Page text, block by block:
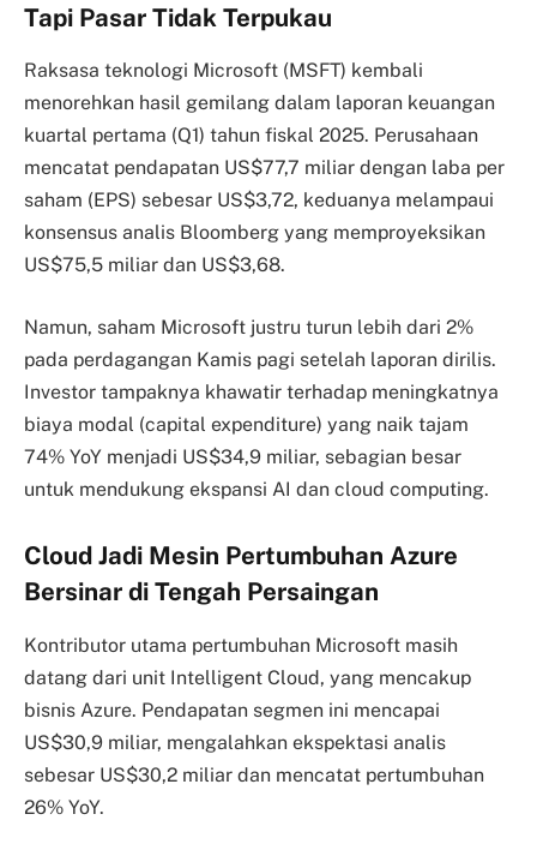
Tapi Pasar Tidak Terpukau
Raksasa teknologi Microsoft (MSFT) kembali
menorehkan hasil gemilang dalam laporan keuangan
kuartal pertama (Q1) tahun fiskal 2025. Perusahaan
mencatat pendapatan US$77,7 miliar dengan laba per
saham (EPS) sebesar US$3,72, keduanya melampaui
konsensus analis Bloomberg yang memproyeksikan
US$75,5 miliar dan US$3,68.
Namun, saham Microsoft justru turun lebih dari 2%
pada perdagangan Kamis pagi setelah laporan dirilis.
Investor tampaknya khawatir terhadap meningkatnya
biaya modal (capital expenditure) yang naik tajam
74% YoY menjadi US$34,9 miliar, sebagian besar
untuk mendukung ekspansi AI dan cloud computing.
Cloud Jadi Mesin Pertumbuhan Azure
Bersinar di Tengah Persaingan
Kontributor utama pertumbuhan Microsoft masih
datang dari unit Intelligent Cloud, yang mencakup
bisnis Azure. Pendapatan segmen ini mencapai
US$30,9 miliar, mengalahkan ekspektasi analis
sebesar US$30,2 miliar dan mencatat pertumbuhan
26% YoY.